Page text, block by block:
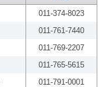
011-374-8023
011-761-7440
011-769-2207
011-765-5615
011-791-0001